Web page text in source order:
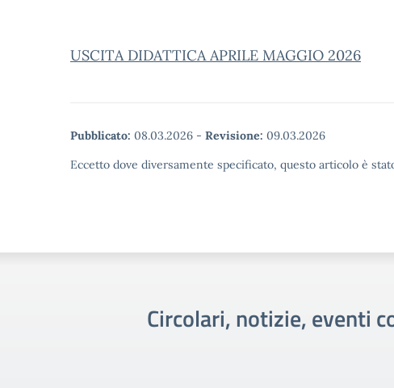
USCITA DIDATTICA APRILE MAGGIO 2026
Pubblicato: 08.03.2026 - Revisione: 09.03.2026
Eccetto dove diversamente specificato, questo articolo è
Circolari, notizie, eventi